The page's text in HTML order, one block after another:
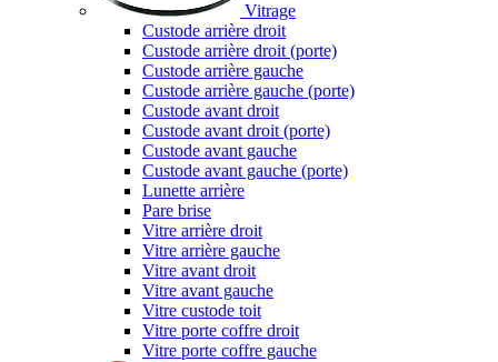
Vitrage
Custode arrière droit
Custode arrière droit (porte)
Custode arrière gauche
Custode arrière gauche (porte)
Custode avant droit
Custode avant droit (porte)
Custode avant gauche
Custode avant gauche (porte)
Lunette arrière
Pare brise
Vitre arrière droit
Vitre arrière gauche
Vitre avant droit
Vitre avant gauche
Vitre custode toit
Vitre porte coffre droit
Vitre porte coffre gauche